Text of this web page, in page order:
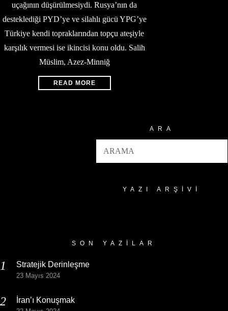
uçağının düşürülmesiydi. Rusya’nın da
desteklediği PYD’ye ve silahlı gücü YPG’ye
Türkiye kendi topraklarından topçu ateşiyle
karşılık vermesi ise ikincisi konu oldu. Salih
Müslim, Azez-Minniğ
READ MORE
ARA
YAZI ARŞIVI
SON YAZILAR
Stratejik Derinleşme
23 Mayıs 2024
İran’ı Konuşmak